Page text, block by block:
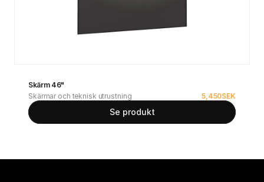
Skärm 46"
Skärmar och teknisk utrustning
5,450SEK
Se produkt